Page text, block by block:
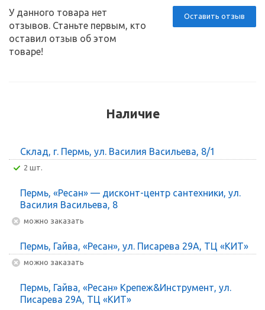
Оставить отзыв
У данного товара нет
отзывов. Станьте первым, кто
оставил отзыв об этом
товаре!
Наличие
Склад, г. Пермь, ул. Василия Васильева, 8/1
2 шт.
Пермь, «Ресан» — дисконт-центр сантехники, ул.
Василия Васильева, 8
Можно заказать
Пермь, Гайва, «Ресан», ул. Писарева 29А, ТЦ «КИТ»
Можно заказать
Пермь, Гайва, «Ресан» Крепеж&Инструмент, ул.
Писарева 29А, ТЦ «КИТ»